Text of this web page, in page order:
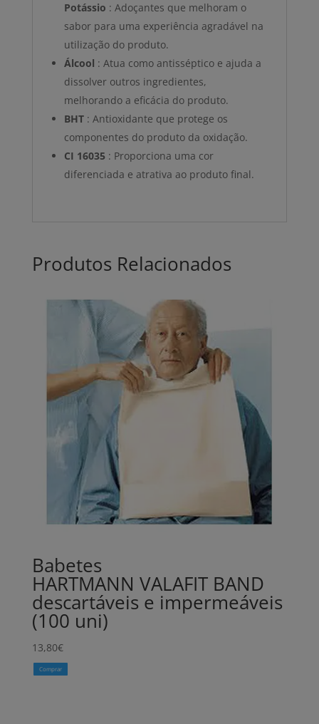
Potássio : Adoçantes que melhoram o
sabor para uma experiência agradável na
utilização do produto.
Álcool : Atua como antisséptico e ajuda a
dissolver outros ingredientes,
melhorando a eficácia do produto.
BHT: Antioxidante que protege os
componentes do produto da oxidação.
CI 16035: Proporciona uma cor
diferenciada e atrativa ao produto final.
Produtos Relacionados
Babetes
HARTMANN VALAFIT BAND
descartáveis e impermeáveis
(100 uni)
13,80€
Comprar